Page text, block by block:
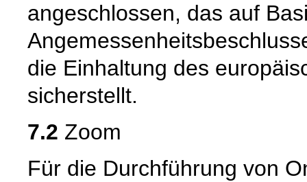
angeschlossen, das auf
die Einhaltung des
sicherstellt.
7.2 Zoom
Für die Durchführung von